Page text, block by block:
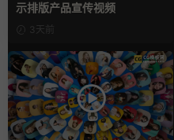
示排版产品宣传视频
3天前